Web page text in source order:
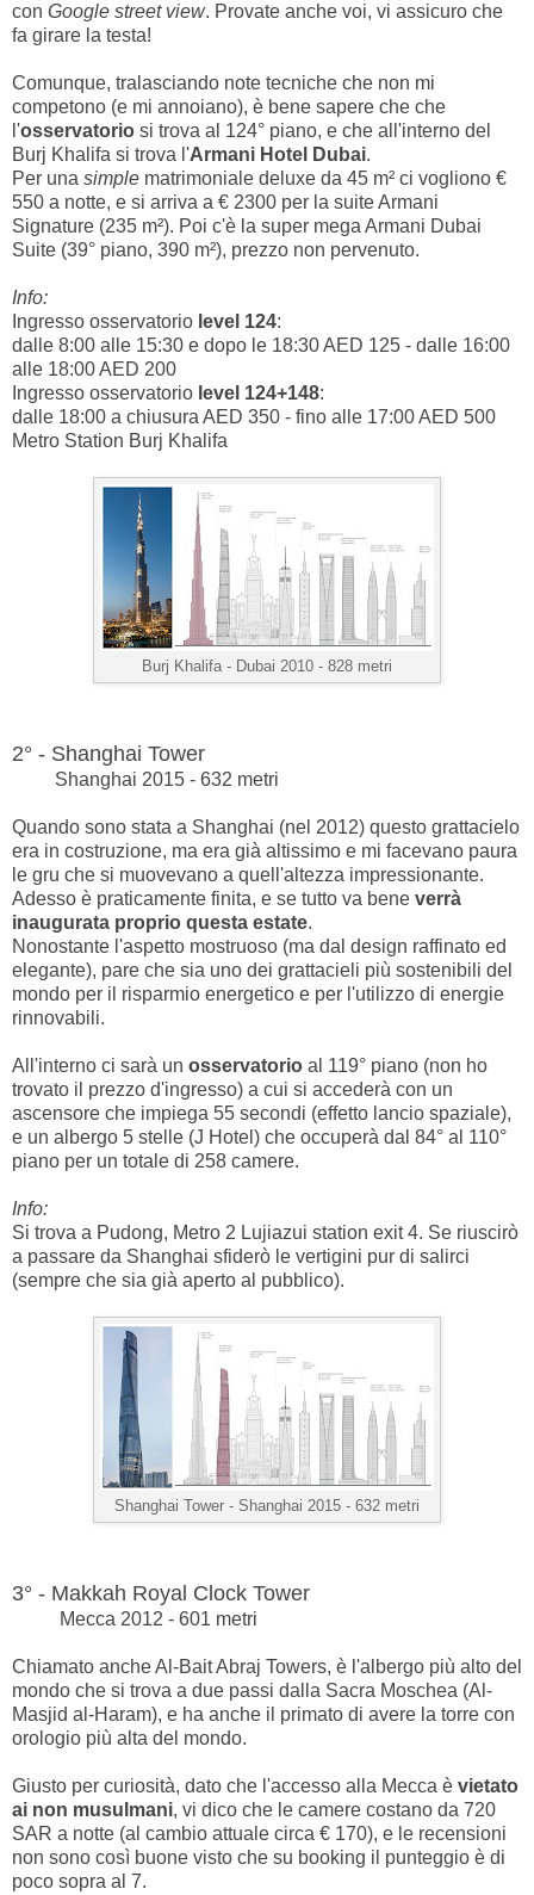
con Google street view. Provate anche voi, vi assicuro che
fa girare la testa!
Comunque, tralasciando note tecniche che non mi
competono (e mi annoiano), è bene sapere che che
l'osservatorio si trova al 124° piano, e che all'interno del
Burj Khalifa si trova l'Armani Hotel Dubai.
Per una simple matrimoniale deluxe da 45 m² ci vogliono €
550 a notte, e si arriva a € 2300 per la suite Armani
Signature (235 m²). Poi c'è la super mega Armani Dubai
Suite (39° piano, 390 m²), prezzo non pervenuto.
Info:
Ingresso osservatorio level 124:
dalle 8:00 alle 15:30 e dopo le 18:30 AED 125 - dalle 16:00
alle 18:00 AED 200
Ingresso osservatorio level 124+148:
dalle 18:00 a chiusura AED 350 - fino alle 17:00 AED 500
Metro Station Burj Khalifa
Burj Khalifa - Dubai 2010 - 828 metri
2° - Shanghai Tower
Shanghai 2015 - 632 metri
Quando sono stata a Shanghai (nel 2012) questo grattacielo
era in costruzione, ma era già altissimo e mi facevano paura
le gru che si muovevano a quell'altezza impressionante.
Adesso è praticamente finita, e se tutto va bene verrà
inaugurata proprio questa estate.
Nonostante l'aspetto mostruoso (ma dal design raffinato ed
elegante), pare che sia uno dei grattacieli più sostenibili del
mondo per il risparmio energetico e per l'utilizzo di energie
rinnovabili.
All'interno ci sarà un osservatorio al 119° piano (non ho
trovato il prezzo d'ingresso) a cui si accederà con un
ascensore che impiega 55 secondi (effetto lancio spaziale),
e un albergo 5 stelle (J Hotel) che occuperà dal 84° al 110°
piano per un totale di 258 camere.
Info:
Si trova a Pudong, Metro 2 Lujiazui station exit 4. Se riuscirò
a passare da Shanghai sfiderò le vertigini pur di salirci
(sempre che sia già aperto al pubblico).
Shanghai Tower - Shanghai 2015 - 632 metri
3° - Makkah Royal Clock Tower
Mecca 2012 - 601 metri
Chiamato anche Al-Bait Abraj Towers, è l'albergo più alto del
mondo che si trova a due passi dalla Sacra Moschea (Al-
Masjid al-Haram), e ha anche il primato di avere la torre con
orologio più alta del mondo.
Giusto per curiosità, dato che l'accesso alla Mecca è vietato
ai non musulmani, vi dico che le camere costano da 720
SAR a notte (al cambio attuale circa € 170), e le recensioni
non sono così buone visto che su booking il punteggio è di
poco sopra al 7.